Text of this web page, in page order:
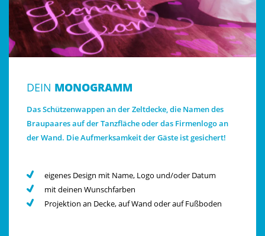
DEIN MONOGRAMM
Das Schützenwappen an der Zeltdecke, die Namen des
Braupaares auf der Tanzfläche oder das Firmenlogo an
der Wand. Die Aufmerksamkeit der Gäste ist gesichert!
eigenes Design mit Name, Logo und/oder Datum
mit deinen Wunschfarben
Projektion an Decke, auf Wand oder auf Fußboden